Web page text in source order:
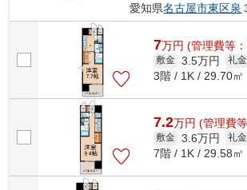
愛知県名古屋市東区泉
7万円 (管理費等
敷金 3.5万円 礼金
3階 / 1K / 29.70㎡
7.2万円 (管理費
敷金 3.6万円 礼金
7階 / 1K / 29.58㎡